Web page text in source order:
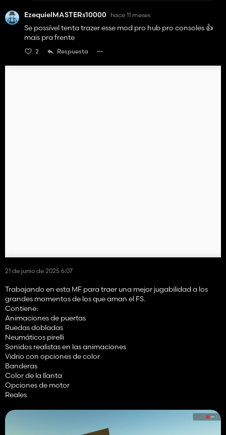
EzequielMASTERs10000 hace 11 meses
Se possível tenta trazer esse mod pro hub pro consoles 👍
mais pra frente
2 Respuesta
21 de junio de 2025 6:07
Trabajando en esta MF para traer una mejor jugabilidad a los
grandes momentos de los que aman el FS.
Contiene:
Animaciones de puertas
Ruedas dobladas
Neumáticos pirelli
Sonidos realistas en las animaciones
Vidrio con opciones de color
Banderas
Color de la llanta
Opciones de motor
Reales